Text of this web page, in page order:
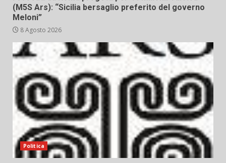
(M5S Ars): “Sicilia bersaglio preferito del governo
Meloni”
8 Agosto 2026
Politica